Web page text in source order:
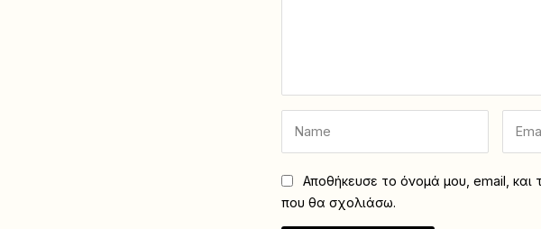
Αποθήκευσε το όνομά μου, email,
που θα σχολιάσω.